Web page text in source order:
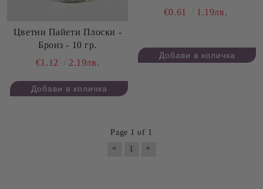
Цветни Пайети Плоски -
Бронз - 10 гр.
€1.12
2.19лв.
€0.61 1.19лв.
Page 1 of 1
«
1 »